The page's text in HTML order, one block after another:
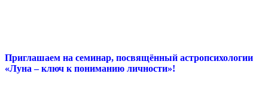
Приглашаем на семинар, посвящённый астропсихологии
«Луна – ключ к пониманию личности»!